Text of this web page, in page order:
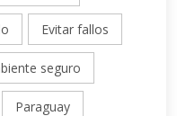
Evitar fallos
seguro
Paraguay